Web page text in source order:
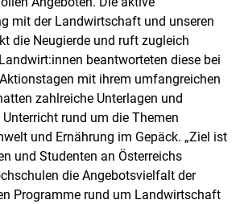
to main content
mit der Landwirtschaft und unseren
die Neugierde und ruft zugleich
beantworteten diese bei
mit ihrem umfangreichen
zahlreiche Unterlagen und
rund um die Themen
und Ernährung im Gepäck. „Ziel ist
und Studenten an Österreichs
die Angebotsvielfalt der
Programme rund um Landwirtschaft